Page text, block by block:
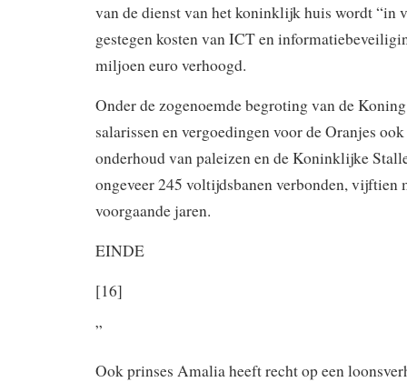
van de dienst van het koninklijk huis wordt “in
gestegen kosten van ICT en
miljoen euro verhoogd.
Onder de zogenoemde begroting van de
salarissen en vergoedingen voor de Oranjes
onderhoud van paleizen en de Koninklijke
ongeveer 245 voltijdsbanen verbonden, vijftien
voorgaande jaren.
EINDE
[16]
”
Ook prinses Amalia heeft recht op een